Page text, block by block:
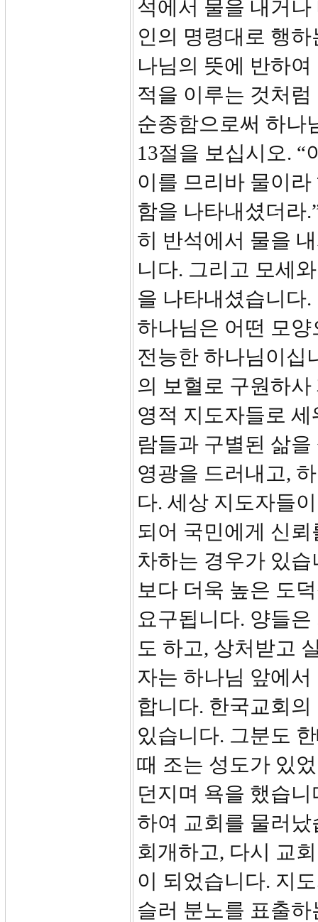
석에서 물을 내거
인의 명령대로 행
나님의 뜻에 반하
적을 이루는 것처
순종함으로써 하나
13절을 보십시오.
이를 므리바 물이
함을 나타내셨더라
히 반석에서 물을
니다. 그리고 모세
을 나타내셨습니다
하나님은 어떤 모
전능한 하나님이십
의 보혈로 구원하
영적 지도자들로
람들과 구별된 삶
영광을 드러내고,
다. 세상 지도자들
되어 국민에게 신
차하는 경우가 있
보다 더욱 높은 도
요구됩니다. 양들
도 하고, 상처받고
자는 하나님 앞에
합니다. 한국교회
있습니다. 그분도
때 조는 성도가 있
던지며 욕을 했습
하여 교회를 물러
회개하고, 다시 교
이 되었습니다. 지
슬러 분노를 표출